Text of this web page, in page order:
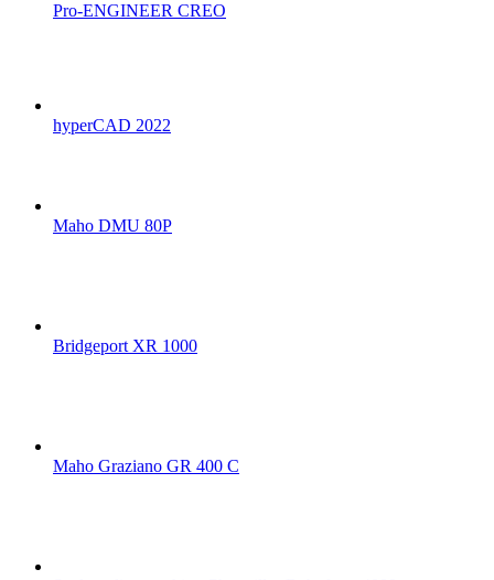
Pro-ENGINEER CREO
hyperCAD 2022
Maho DMU 80P
Bridgeport XR 1000
Maho Graziano GR 400 C